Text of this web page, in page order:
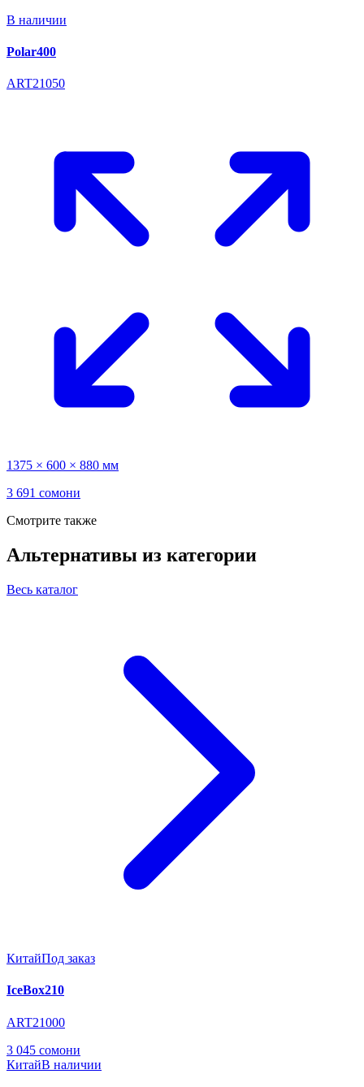
В наличии
Polar400
ART21050
1375 × 600 × 880 мм
3 691 сомони
Смотрите также
Альтернативы из категории
Весь каталог
КитайПод заказ
IceBox210
ART21000
3 045 сомони
КитайВ наличии